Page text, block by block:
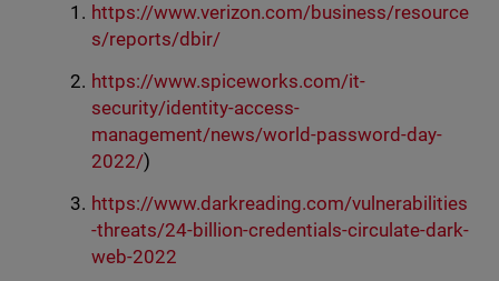
https://www.verizon.com/business/resource
s/reports/dbir/
https://www.spiceworks.com/it-
security/identity-access-
management/news/world-password-day-
2022/)
https://www.darkreading.com/vulnerabilities
-threats/24-billion-credentials-circulate-dark-
web-2022